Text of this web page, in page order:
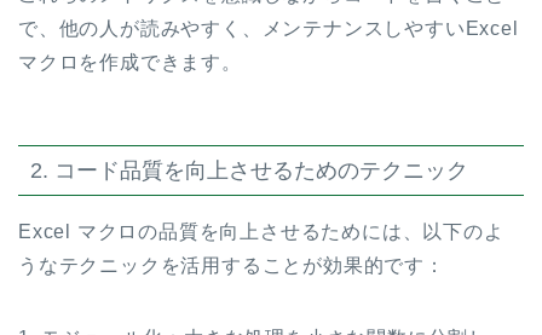
で、他の人が読みやすく、メンテナンスしやすいExcel
マクロを作成できます。
2. コード品質を向上させるためのテクニック
Excel マクロの品質を向上させるためには、以下のよ
うなテクニックを活用することが効果的です：